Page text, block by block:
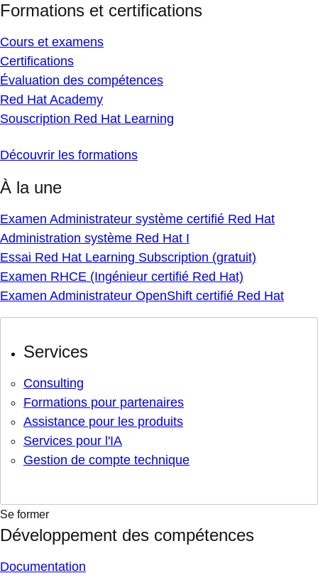
Formations et certifications
Cours et examens
Certifications
Évaluation des compétences
Red Hat Academy
Souscription Red Hat Learning
Découvrir les formations
À la une
Examen Administrateur système certifié Red Hat
Administration système Red Hat I
Essai Red Hat Learning Subscription (gratuit)
Examen RHCE (Ingénieur certifié Red Hat)
Examen Administrateur OpenShift certifié Red Hat
Services
Consulting
Formations pour partenaires
Assistance pour les produits
Services pour l'IA
Gestion de compte technique
Se former
Développement des compétences
Documentation